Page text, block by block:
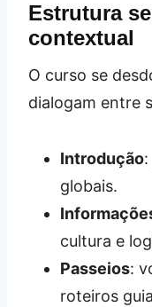
Estrutura
contextual
O curso se
dialogam entre
Introdução
globais.
cultura e
Passeios:
roteiros